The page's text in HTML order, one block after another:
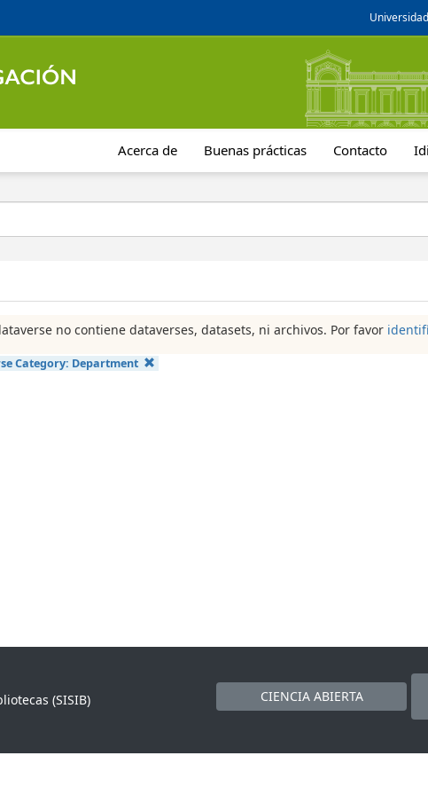
Acerca de Buenas prácticas Contacto
no contiene dataverses, datasets, ni archivos. Por favor
Category: Department
(SISIB)
CIENCIA ABIERTA